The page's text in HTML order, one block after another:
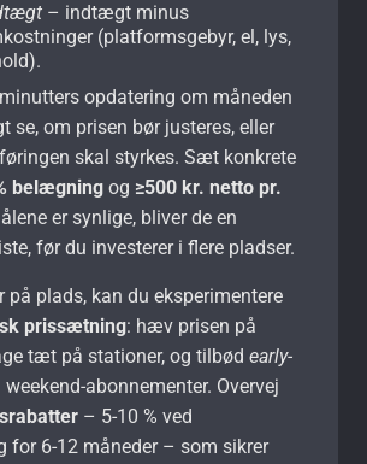
– indtægt minus
(platformsgebyr, el, lys,
opdatering om måneden
se, om prisen bør justeres, eller
skal styrkes. Sæt konkrete
belægning og ≥500 kr. netto pr.
er synlige, bliver de en
før du investerer i flere pladser.
på plads, kan du eksperimentere
prissætning: hæv prisen på
tæt på stationer, og tilbød early-
abonnementer. Overvej
– 5-10 % ved
for 6-12 måneder – som sikrer